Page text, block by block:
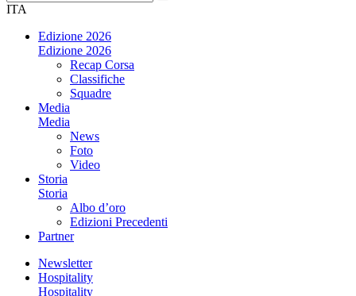
ITA
Edizione 2026
Edizione 2026
Recap Corsa
Classifiche
Squadre
Media
Media
News
Foto
Video
Storia
Storia
Albo d’oro
Edizioni Precedenti
Partner
Newsletter
Hospitality
Hospitality